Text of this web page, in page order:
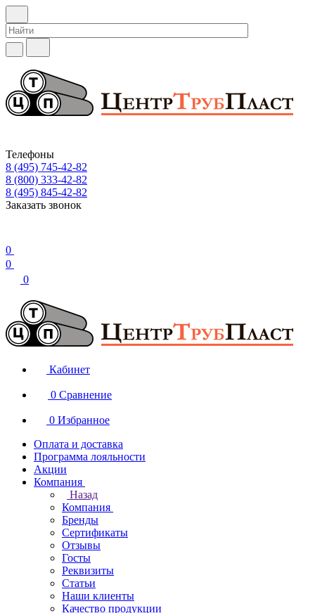
Телефоны
8 (495) 745-42-82
8 (800) 333-42-82
8 (495) 845-42-82
Заказать звонок
0
0
0
Кабинет
0 Сравнение
0 Избранное
Оплата и доставка
Программа лояльности
Акции
Компания
Назад
Компания
Бренды
Сертификаты
Отзывы
Госты
Реквизиты
Статьи
Наши клиенты
Качество продукции